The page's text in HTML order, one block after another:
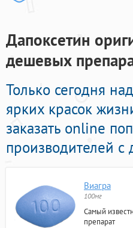
Дапоксетин
дешевых
Только сегодня
ярких красок
заказать online
производителей с
Виагра
100мг
Самый
препарат